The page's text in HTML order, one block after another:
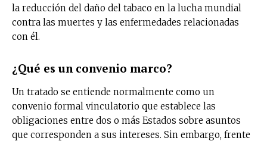
la reducción del daño del tabaco en la lucha mundial
contra las muertes y las enfermedades relacionadas
con él.
¿Qué es un convenio marco?
Un tratado se entiende normalmente como un
convenio formal vinculatorio que establece las
obligaciones entre dos o más Estados sobre asuntos
que corresponden a sus intereses. Sin embargo, frente